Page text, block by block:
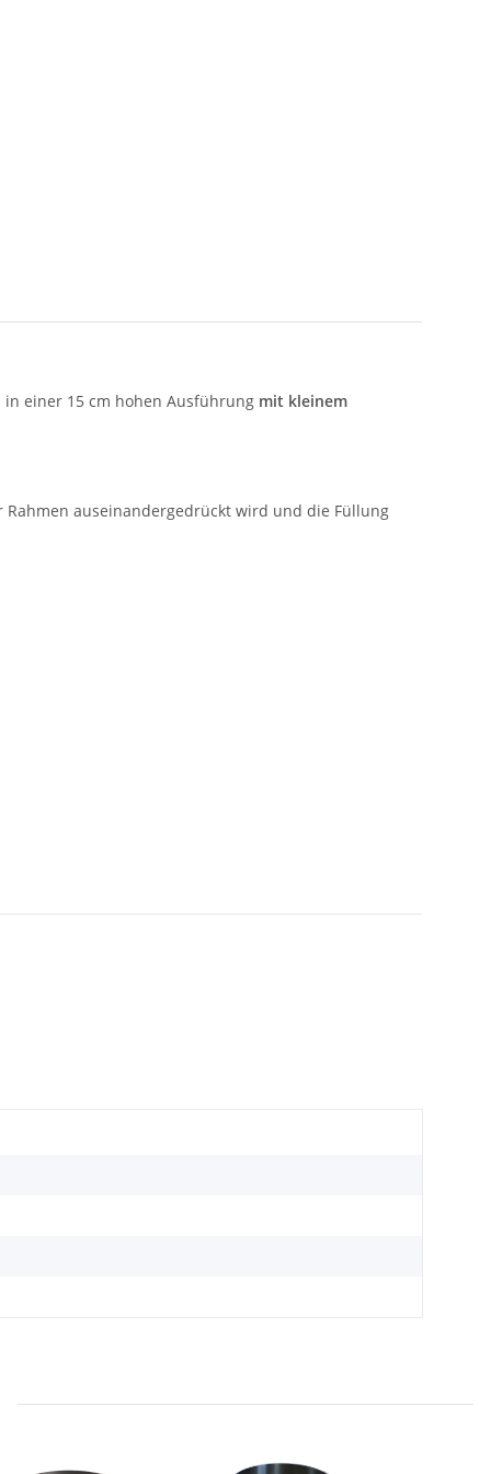
einer 15 cm hohen Ausführung mit kleinem
auseinandergedrückt wird und die Füllung